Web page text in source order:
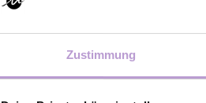
Zustimmung
Unsere